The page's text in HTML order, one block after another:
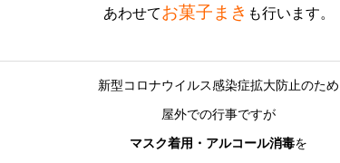
あわせてお菓子まき も行います。
新型コロナウイルス感染症拡大防止のため
屋外での行事ですが
マスク着用・アルコール消毒を